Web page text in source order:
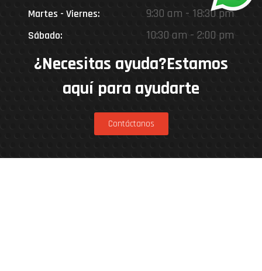
Martes - Viernes: 9:30 am - 18:30 pm
Sábado: 10:30 am - 2:00 pm
¿Necesitas ayuda?Estamos
aquí para ayudarte
Contáctanos